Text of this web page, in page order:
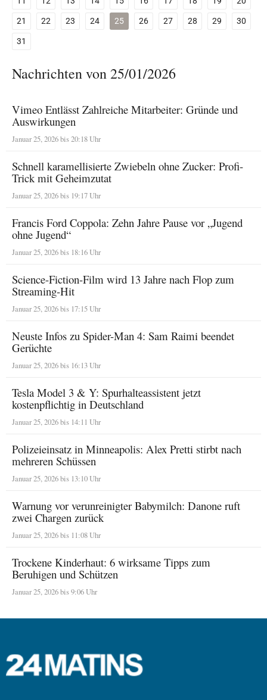
21
22 23 24 25 26 27 28 29
30
31
Nachrichten von 25/01/2026
Vimeo Entlässt Zahlreiche Mitarbeiter: Gründe und
Auswirkungen
Januar 25, 2026 bis 20:18 Uhr
Schnell karamellisierte Zwiebeln ohne Zucker: Profi-
Trick mit Geheimzutat
Januar 25, 2026 bis 19:17 Uhr
Francis Ford Coppola: Zehn Jahre Pause vor „Jugend
ohne Jugend“
Januar 25, 2026 bis 18:16 Uhr
Science-Fiction-Film wird 13 Jahre nach Flop zum
Streaming-Hit
Januar 25, 2026 bis 17:15 Uhr
Neuste Infos zu Spider-Man 4: Sam Raimi beendet
Gerüchte
Januar 25, 2026 bis 16:13 Uhr
Tesla Model 3 & Y: Spurhalteassistent jetzt
kostenpflichtig in Deutschland
Januar 25, 2026 bis 14:11 Uhr
Polizeieinsatz in Minneapolis: Alex Pretti stirbt nach
mehreren Schüssen
Januar 25, 2026 bis 13:10 Uhr
Warnung vor verunreinigter Babymilch: Danone ruft
zwei Chargen zurück
Januar 25, 2026 bis 11:08 Uhr
Trockene Kinderhaut: 6 wirksame Tipps zum
Beruhigen und Schützen
Januar 25, 2026 bis 9:06 Uhr